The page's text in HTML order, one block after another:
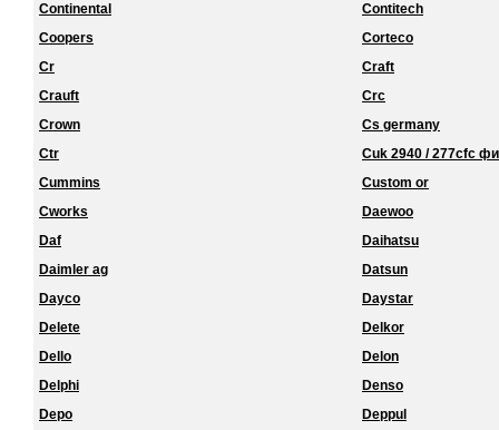
Continental
Contitech
Coopers
Corteco
Cr
Craft
Crauft
Crc
Crown
Cs germany
Ctr
Cuk 2940 / 277cfc
Cummins
Custom or
Cworks
Daewoo
Daf
Daihatsu
Daimler ag
Datsun
Dayco
Daystar
Delete
Delkor
Dello
Delon
Delphi
Denso
Depo
Deppul